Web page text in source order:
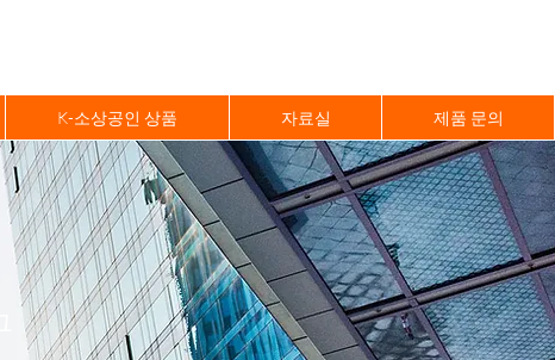
K-소상공인 상품 자료실 제품 문의